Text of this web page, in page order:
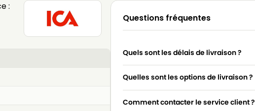
:
Questions fréquentes
Quels sont les délais de livraison ?
Quelles sont les options de livraison ?
Comment contacter le service client ?